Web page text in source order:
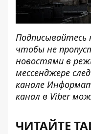
чтобы не
новостями в
мессенджере
канале
канал в Viber
ЧИТАЙТЕ